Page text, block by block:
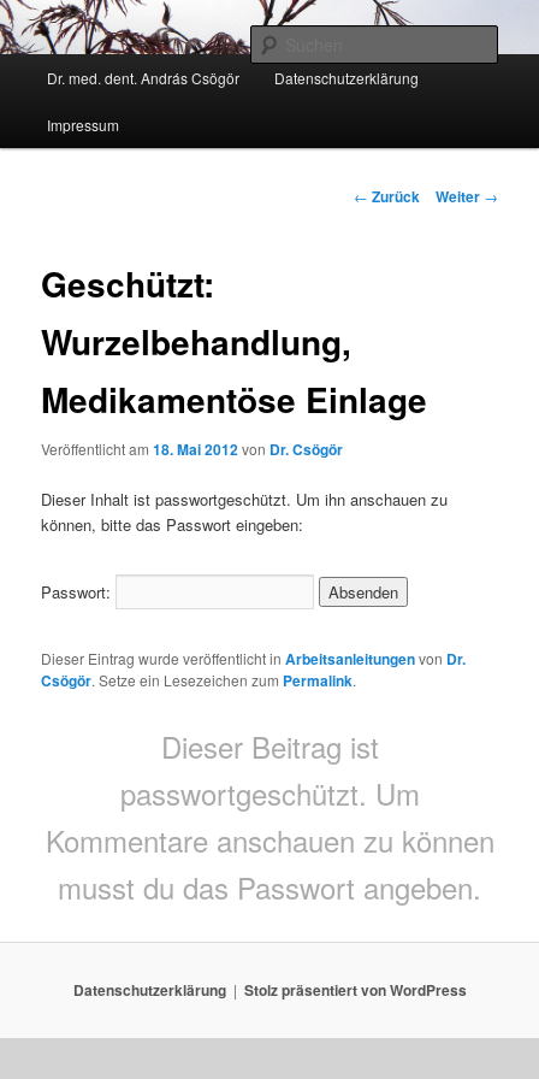
Zum
Inhalt
Kann ich Ihnen weiter helfen?
Dr. med. dent. András Csögör Datenschutzerklärung
Impressum
Beitrags-
← Zurück Weiter →
Geschützt:
Wurzelbehandlung,
Medikamentöse Einlage
Veröffentlicht am18. Mai 2012von Dr. Csögör
Dieser Inhalt ist passwortgeschützt. Um ihn anschauen zu
können, bitte das Passwort eingeben:
Passwort:
Dieser Eintrag wurde veröffentlicht inArbeitsanleitungenvon Dr.
Csögör. Setze ein Lesezeichen zum Permalink.
Dieser Beitrag ist
passwortgeschützt. Um
Kommentare anschauen zu können
musst du das Passwort angeben.
Datenschutzerklärung Stolz präsentiert von WordPress